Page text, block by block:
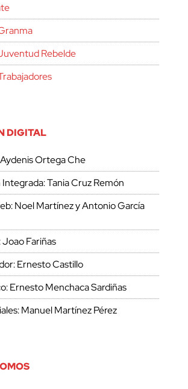
Rebelde
DIGITAL
Ortega Che
Tania Cruz Remón
Noel Martínez y Antonio García
Fariñas
Ernesto Castillo
Ernesto Menchaca Sardiñas
Manuel Martínez Pérez